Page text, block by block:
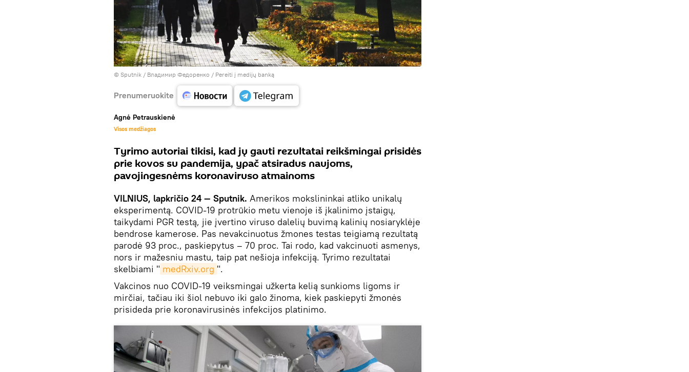
© Sputnik / Владимир Федоренко / Pereiti į medijų banką
Prenumeruokite
Agnė Petrauskienė
Visos medžiagos
Tyrimo autoriai tikisi, kad jų gauti rezultatai reikšmingai prisidės
prie kovos su pandemija, ypač atsiradus naujoms,
pavojingesnėms koronaviruso atmainoms
VILNIUS, lapkričio 24 — Sputnik. Amerikos mokslininkai atliko unikalų
eksperimentą. COVID-19 protrūkio metu vienoje iš įkalinimo įstaigų,
taikydami PGR testą, jie įvertino viruso dalelių buvimą kalinių nosiaryklėje
bendrose kamerose. Pas nevakcinuotus žmones testas teigiamą rezultatą
parodė 93 proc., paskiepytus – 70 proc. Tai rodo, kad vakcinuoti asmenys,
nors ir mažesniu mastu, taip pat nešioja infekciją. Tyrimo rezultatai
skelbiami " medRxiv.org ".
Vakcinos nuo COVID-19 veiksmingai užkerta kelią sunkioms ligoms ir
mirčiai, tačiau iki šiol nebuvo iki galo žinoma, kiek paskiepyti žmonės
prisideda prie koronavirusinės infekcijos platinimo.